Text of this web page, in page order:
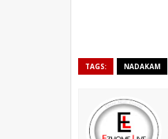
TAGS: NADAKAM